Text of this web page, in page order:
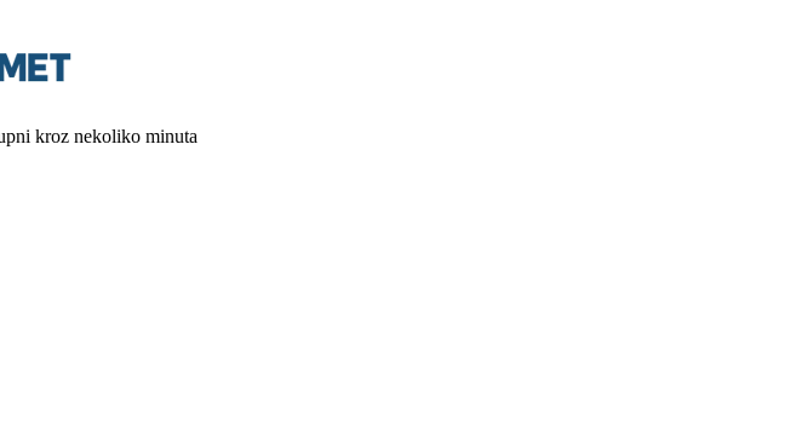
kroz nekoliko minuta